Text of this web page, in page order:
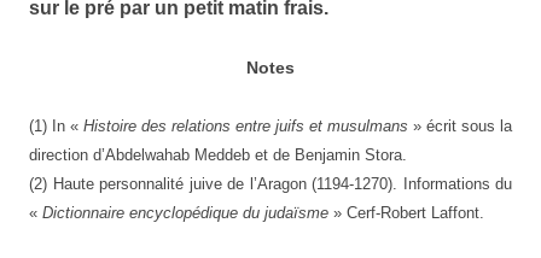
sur le pré par un petit matin frais.
Notes
(1) In « Histoire des relations entre juifs et musulmans » écrit sous la
direction d’Abdelwahab Meddeb et de Benjamin Stora.
(2) Haute personnalité juive de l’Aragon (1194-1270). Informations du
« Dictionnaire encyclopédique du judaïsme » Cerf-Robert Laffont.